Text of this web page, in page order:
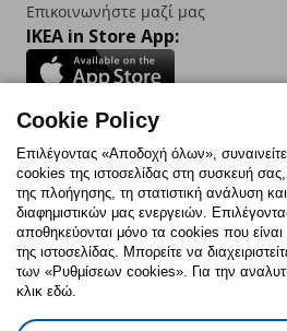
Επικοινωνήστε μαζί μας
IKEA in Store App:
Follow us:
FacebookInstagram
TikTokYoutubePinterest
Πολιτική CookiesΔήλωση
Cookie Policy
Επιλέγοντας «Αποδοχή όλων»,
cookies της ιστοσελίδας στη συσκευή
της πλοήγησης, τη στατιστική ανάλυση
διαφημιστικών μας ενεργειών.
αποθηκεύονται μόνο τα cookies που είναι
της ιστοσελίδας. Μπορείτε να
των «Ρυθμίσεων cookies». Για την
κλικ εδώ.